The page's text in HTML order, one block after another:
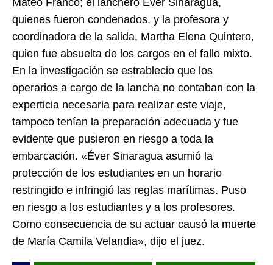
Mateo Franco; el lanchero Éver Sinaragua,
quienes fueron condenados, y la profesora y
coordinadora de la salida, Martha Elena Quintero,
quien fue absuelta de los cargos en el fallo mixto.
En la investigación se estrablecio que los
operarios a cargo de la lancha no contaban con la
experticia necesaria para realizar este viaje,
tampoco tenían la preparación adecuada y fue
evidente que pusieron en riesgo a toda la
embarcación. «Éver Sinaragua asumió la
protección de los estudiantes en un horario
restringido e infringió las reglas marítimas. Puso
en riesgo a los estudiantes y a los profesores.
Como consecuencia de su actuar causó la muerte
de María Camila Velandia», dijo el juez.